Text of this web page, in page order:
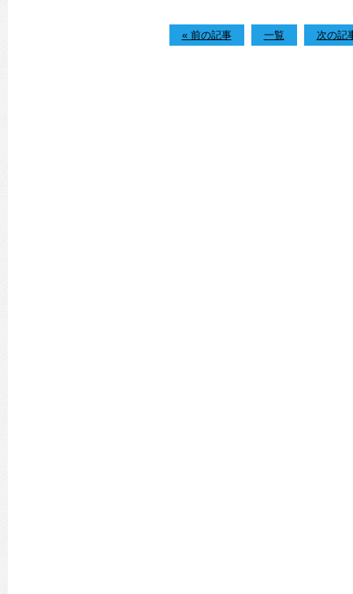
« 前の記事 一覧 次の記